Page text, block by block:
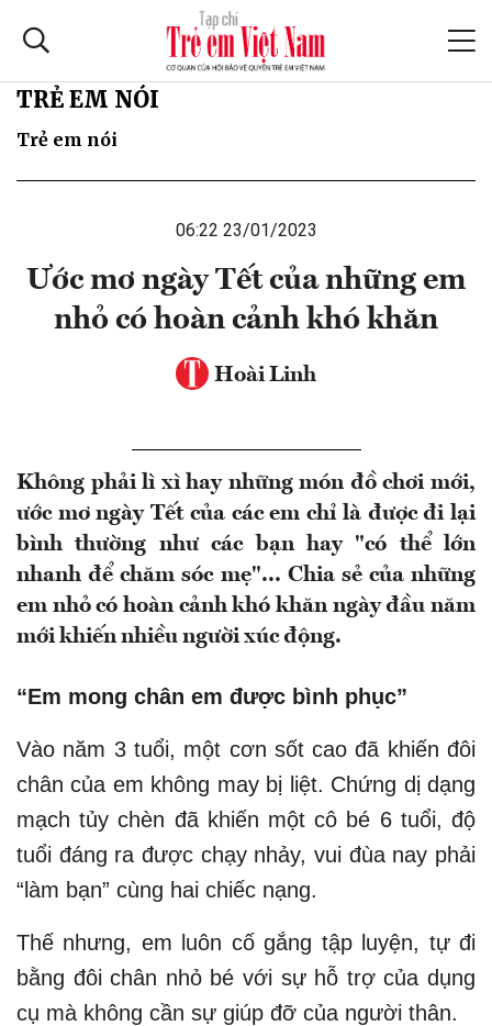
TRẺ EM NÓI
Trẻ em nói
06:22 23/01/2023
Ước mơ ngày Tết của những em
nhỏ có hoàn cảnh khó khăn
Hoài Linh
Không phải lì xì hay những món đồ chơi mới,
ước mơ ngày Tết của các em chỉ là được đi lại
bình thường như các bạn hay "có thể lớn
nhanh để chăm sóc mẹ"... Chia sẻ của những
em nhỏ có hoàn cảnh khó khăn ngày đầu năm
mới khiến nhiều người xúc động.
“Em mong chân em được bình phục”
Vào năm 3 tuổi, một cơn sốt cao đã khiến đôi
chân của em không may bị liệt. Chứng dị dạng
mạch tủy chèn đã khiến một cô bé 6 tuổi, độ
tuổi đáng ra được chạy nhảy, vui đùa nay phải
“làm bạn” cùng hai chiếc nạng.
Thế nhưng, em luôn cố gắng tập luyện, tự đi
bằng đôi chân nhỏ bé với sự hỗ trợ của dụng
cụ mà không cần sự giúp đỡ của người thân.